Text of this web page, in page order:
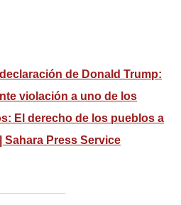
de Donald Trump:
violación a uno de los
El derecho de los pueblos a
Sahara Press Service